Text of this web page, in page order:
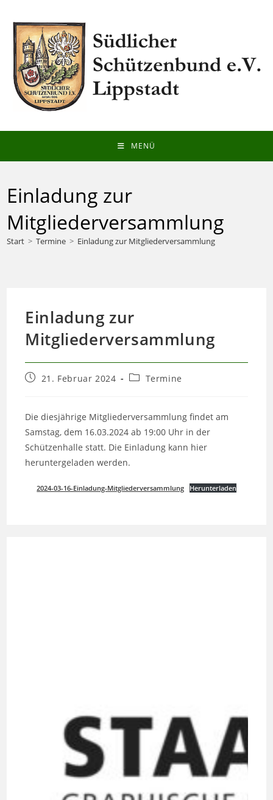
Inhalt
springen
MENÜ
Einladung zur
Mitgliederversammlung
Start > Termine > Einladung zur Mitgliederversammlung
Einladung zur
Mitgliederversammlung
Beitrag21. Februar 2024
Beitrags-
Termine
Die diesjährige Mitgliederversammlung findet am
Samstag, dem 16.03.2024 ab 19:00 Uhr in der
Schützenhalle statt. Die Einladung kann hier
heruntergeladen werden.
2024-03-16-Einladung-Mitgliederversammlung Herunterladen